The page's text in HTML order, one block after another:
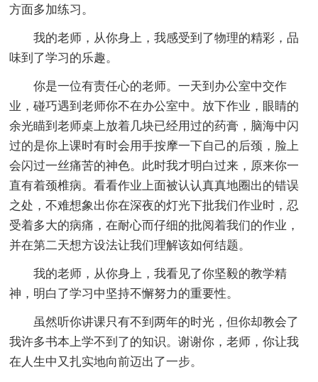
方面多加练习。
我的老师，从你身上，我感受到了物理的精彩，品
味到了学习的乐趣。
你是一位有责任心的老师。一天到办公室中交作
业，碰巧遇到老师你不在办公室中。放下作业，眼睛的
余光瞄到老师桌上放着几块已经用过的药膏，脑海中闪
过的是你上课时有时会用手按摩一下自己的后颈，脸上
会闪过一丝痛苦的神色。此时我才明白过来，原来你一
直有着颈椎病。看看作业上面被认认真真地圈出的错误
之处，不难想象出你在深夜的灯光下批我们作业时，忍
受着多大的病痛，在耐心而仔细的批阅着我们的作业，
并在第二天想方设法让我们理解该如何结题。
我的老师，从你身上，我看见了你坚毅的教学精
神，明白了学习中坚持不懈努力的重要性。
虽然听你讲课只有不到两年的时光，但你却教会了
我许多书本上学不到了的知识。谢谢你，老师，你让我
在人生中又扎实地向前迈出了一步。